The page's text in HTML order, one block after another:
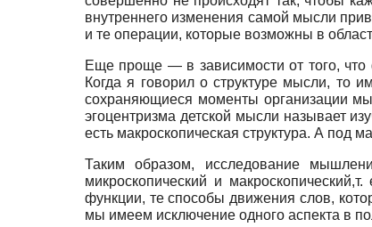
внутреннего изменения самой мысли
и те операции, которые возможны в
Еще проще — в зависимости от того, что
Когда я говорил о структуре мысли, то
сохраняющиеся моменты организации
эгоцентризма детской мысли называет
есть макроскопическая структура. А под
Таким образом, исследование
микроскопический и
функции, те способы движения слов,
мы имеем исключение одного аспекта в